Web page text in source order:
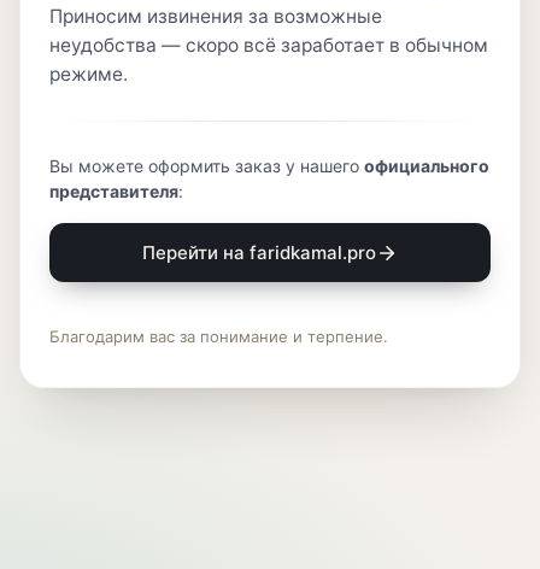
Приносим извинения за возможные
неудобства — скоро всё заработает в обычном
режиме.
Вы можете оформить заказ у нашего официального
представителя:
Перейти на faridkamal.pro
Благодарим вас за понимание и терпение.